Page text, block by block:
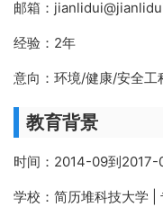
邮箱：
经验：2年
意向：环境/健康/安全工
教育背景
时间：2014-09到2017-
学校：简历堆科技大学 |